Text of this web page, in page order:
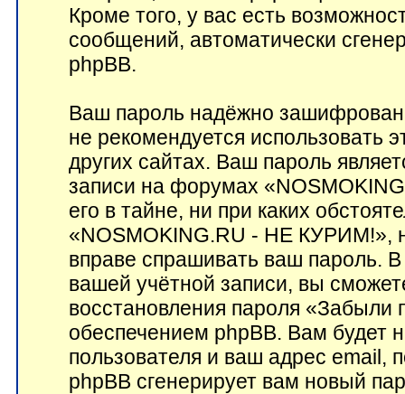
Кроме того, у вас есть
сообщений, автоматически
phpBB.
Ваш пароль надёжно
не рекомендуется использовать
других сайтах. Ваш пароль
записи на форумах
его в тайне, ни при каких
«NOSMOKING.RU - НЕ КУРИМ!»,
вправе спрашивать ваш пароль.
вашей учётной записи, вы
восстановления пароля
обеспечением phpBB. Вам будет
пользователя и ваш адрес email,
phpBB сгенерирует вам новый